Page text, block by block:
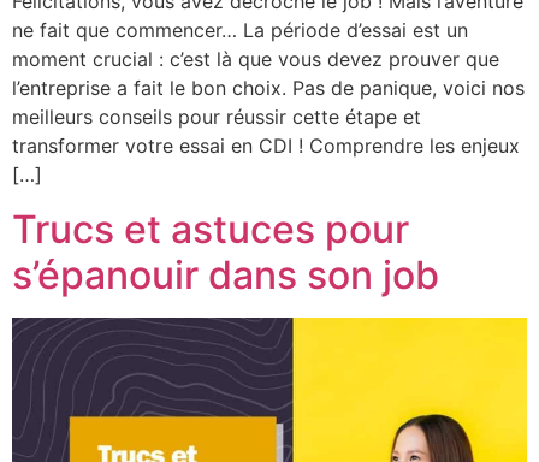
ne fait que commencer… La période d’essai est un
moment crucial : c’est là que vous devez prouver que
l’entreprise a fait le bon choix. Pas de panique, voici nos
meilleurs conseils pour réussir cette étape et
transformer votre essai en CDI ! Comprendre les enjeux
[…]
Trucs et astuces pour
s’épanouir dans son job